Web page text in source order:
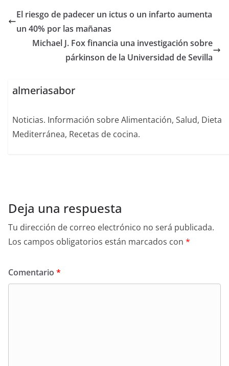
El riesgo de padecer un ictus o un infarto aumenta
un 40% por las mañanas
Michael J. Fox financia una investigación sobre
párkinson de la Universidad de Sevilla
almeriasabor
Noticias. Información sobre Alimentación, Salud, Dieta
Mediterránea, Recetas de cocina.
Deja una respuesta
Tu dirección de correo electrónico no será publicada.
Los campos obligatorios están marcados con *
Comentario *